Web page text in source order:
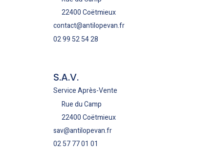
22400 Coëtmieux
contact@antilopevan.fr
02 99 52 54 28
S.A.V.
Service Après-Vente
Rue du Camp
22400 Coëtmieux
sav@antilopevan.fr
02 57 77 01 01